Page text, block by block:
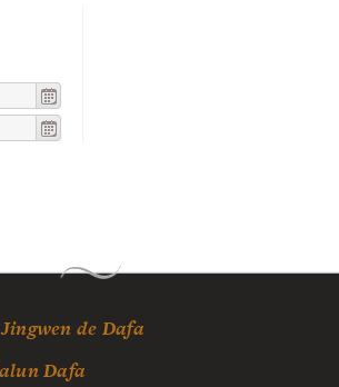
de Dafa
Dafa